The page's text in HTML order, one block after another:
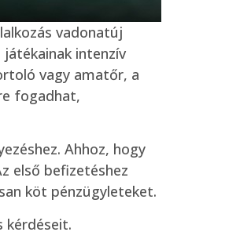
vadonatúj
játékainak intenzív
vagy amatőr, a
fogadhat,
Ahhoz, hogy
első befizetéshez
köt pénzügyleteket.
kérdéseit.